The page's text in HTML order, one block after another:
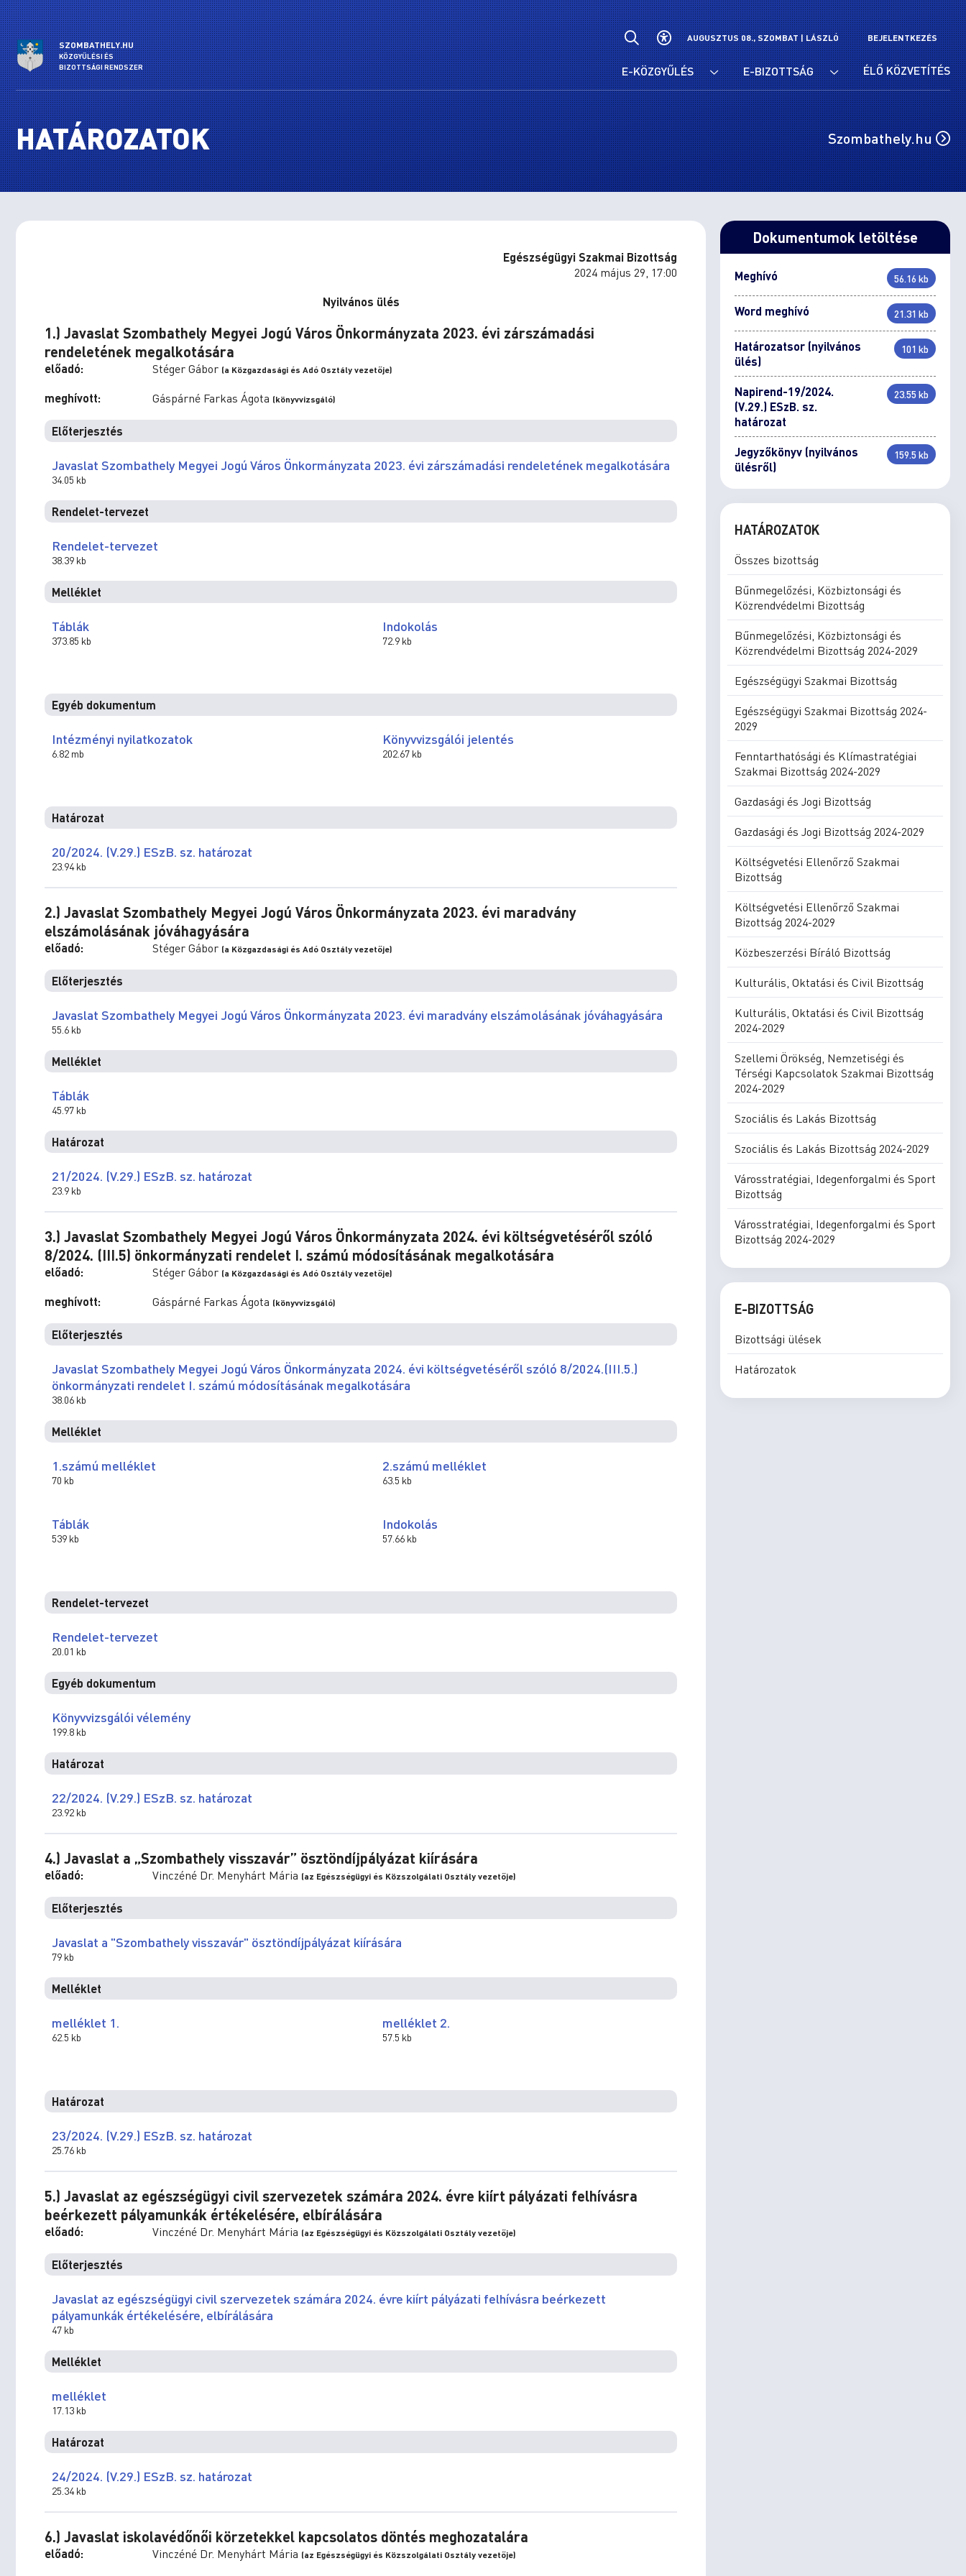
SZOMBATHELY.HU
KÖZGYŰLÉSI ÉS
BIZOTTSÁGI RENDSZER
AUGUSZTUS 08., SZOMBAT |LÁSZLÓ BEJELENTKEZÉS
E-KÖZGYŰLÉS E-BIZOTTSÁG ÉLŐ KÖZVETÍTÉS
HATÁROZATOK Szombathely.hu
Egészségügyi Szakmai Bizottság
2024 május 29, 17:00
Nyilvános ülés
1.) Javaslat Szombathely Megyei Jogú Város Önkormányzata 2023. évi zárszámadási
rendeletének megalkotására
előadó: Stéger Gábor (a Közgazdasági és Adó Osztály vezetője)
meghívott: Gáspárné Farkas Ágota (könyvvizsgáló)
Előterjesztés
Javaslat Szombathely Megyei Jogú Város Önkormányzata 2023. évi zárszámadási rendeletének megalkotására
34.05 kb
Rendelet-tervezet
Rendelet-tervezet
38.39 kb
Melléklet
Táblák
373.85 kb
Indokolás
72.9 kb
Egyéb dokumentum
Intézményi nyilatkozatok
6.82 mb
Könyvvizsgálói jelentés
202.67 kb
Határozat
20/2024. (V.29.) ESzB. sz. határozat
23.94 kb
2.) Javaslat Szombathely Megyei Jogú Város Önkormányzata 2023. évi maradvány
elszámolásának jóváhagyására
előadó: Stéger Gábor (a Közgazdasági és Adó Osztály vezetője)
Előterjesztés
Javaslat Szombathely Megyei Jogú Város Önkormányzata 2023. évi maradvány elszámolásának jóváhagyására
55.6 kb
Melléklet
Táblák
45.97 kb
Határozat
21/2024. (V.29.) ESzB. sz. határozat
23.9 kb
3.) Javaslat Szombathely Megyei Jogú Város Önkormányzata 2024. évi költségvetéséről szóló
8/2024. (III.5) önkormányzati rendelet I. számú módosításának megalkotására
előadó: Stéger Gábor (a Közgazdasági és Adó Osztály vezetője)
meghívott: Gáspárné Farkas Ágota (könyvvizsgáló)
Előterjesztés
Javaslat Szombathely Megyei Jogú Város Önkormányzata 2024. évi költségvetéséről szóló 8/2024.(III.5.)
önkormányzati rendelet I. számú módosításának megalkotására
38.06 kb
Melléklet
1.számú melléklet
70 kb
2.számú melléklet
63.5 kb
Táblák
539 kb
Indokolás
57.66 kb
Rendelet-tervezet
Rendelet-tervezet
20.01 kb
Egyéb dokumentum
Könyvvizsgálói vélemény
199.8 kb
Határozat
22/2024. (V.29.) ESzB. sz. határozat
23.92 kb
4.) Javaslat a „Szombathely visszavár” ösztöndíjpályázat kiírására
előadó: Vinczéné Dr. Menyhárt Mária (az Egészségügyi és Közszolgálati Osztály vezetője)
Előterjesztés
Javaslat a "Szombathely visszavár" ösztöndíjpályázat kiírására
79 kb
Melléklet
melléklet 1.
62.5 kb
melléklet 2.
57.5 kb
Határozat
23/2024. (V.29.) ESzB. sz. határozat
25.76 kb
5.) Javaslat az egészségügyi civil szervezetek számára 2024. évre kiírt pályázati felhívásra
beérkezett pályamunkák értékelésére, elbírálására
előadó: Vinczéné Dr. Menyhárt Mária (az Egészségügyi és Közszolgálati Osztály vezetője)
Előterjesztés
Javaslat az egészségügyi civil szervezetek számára 2024. évre kiírt pályázati felhívásra beérkezett
pályamunkák értékelésére, elbírálására
47 kb
Melléklet
melléklet
17.13 kb
Határozat
24/2024. (V.29.) ESzB. sz. határozat
25.34 kb
6.) Javaslat iskolavédőnői körzetekkel kapcsolatos döntés meghozatalára
előadó: Vinczéné Dr. Menyhárt Mária (az Egészségügyi és Közszolgálati Osztály vezetője)
Dokumentumok letöltése
Meghívó 56.16 kb
Word meghívó 21.31 kb
Határozatsor (nyilvános
ülés)
101 kb
Napirend-19/2024.
(V.29.) ESzB. sz.
határozat
23.55 kb
Jegyzőkönyv (nyilvános
ülésről)
159.5 kb
HATÁROZATOK
Összes bizottság
Bűnmegelőzési, Közbiztonsági és
Közrendvédelmi Bizottság
Bűnmegelőzési, Közbiztonsági és
Közrendvédelmi Bizottság 2024-2029
Egészségügyi Szakmai Bizottság
Egészségügyi Szakmai Bizottság 2024-
2029
Fenntarthatósági és Klímastratégiai
Szakmai Bizottság 2024-2029
Gazdasági és Jogi Bizottság
Gazdasági és Jogi Bizottság 2024-2029
Költségvetési Ellenőrző Szakmai
Bizottság
Költségvetési Ellenőrző Szakmai
Bizottság 2024-2029
Közbeszerzési Bíráló Bizottság
Kulturális, Oktatási és Civil Bizottság
Kulturális, Oktatási és Civil Bizottság
2024-2029
Szellemi Örökség, Nemzetiségi és
Térségi Kapcsolatok Szakmai Bizottság
2024-2029
Szociális és Lakás Bizottság
Szociális és Lakás Bizottság 2024-2029
Városstratégiai, Idegenforgalmi és Sport
Bizottság
Városstratégiai, Idegenforgalmi és Sport
Bizottság 2024-2029
E-BIZOTTSÁG
Bizottsági ülések
Határozatok